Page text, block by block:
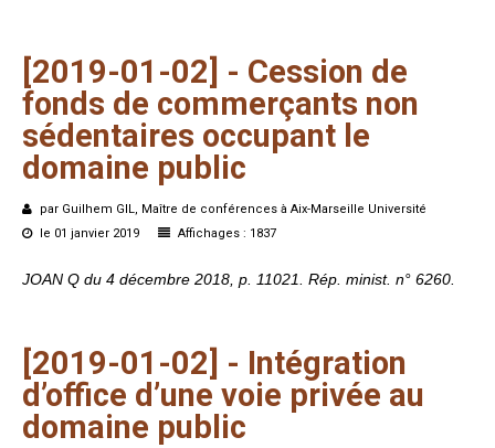
[2019-01-02] - Cession de
fonds de commerçants non
sédentaires occupant le
domaine public
par Guilhem GIL, Maître de conférences à Aix-Marseille Université
le 01 janvier 2019
Affichages : 1837
JOAN Q du 4 décembre 2018, p. 11021. Rép. minist. n° 6260
[2019-01-02] - Intégration
d’office d’une voie privée au
domaine public